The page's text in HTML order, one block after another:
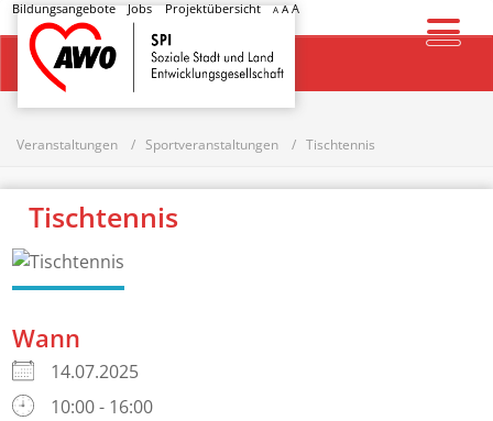
Bildungsangebote Jobs Projektübersicht A AA
Startseite
Veranstaltungen Sportveranstaltungen Tischtennis
Tischtennis
Wann
14.07.2025
10:00 - 16:00